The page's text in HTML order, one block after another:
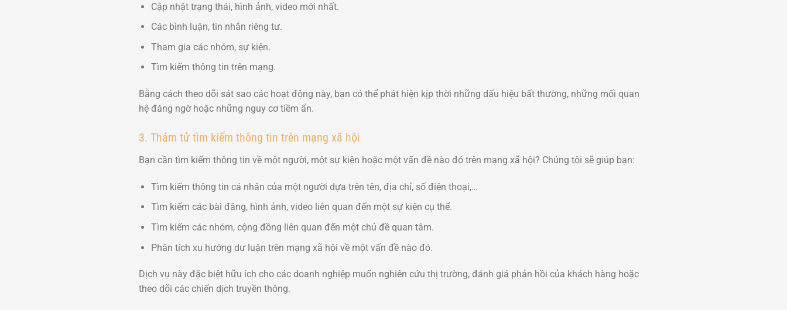
Cập nhật trạng thái, hình ảnh, video mới nhất.
Các bình luận, tin nhắn riêng tư.
Tham gia các nhóm, sự kiện.
Tìm kiếm thông tin trên mạng.
Bằng cách theo dõi sát sao các hoạt động này, bạn có thể phát hiện kịp thời những dấu hiệu bất thường, những mối quan
hệ đáng ngờ hoặc những nguy cơ tiềm ẩn.
3. Thám tử tìm kiếm thông tin trên mạng xã hội
Bạn cần tìm kiếm thông tin về một người, một sự kiện hoặc một vấn đề nào đó trên mạng xã hội? Chúng tôi sẽ giúp bạn:
Tìm kiếm thông tin cá nhân của một người dựa trên tên, địa chỉ, số điện thoại,…
Tìm kiếm các bài đăng, hình ảnh, video liên quan đến một sự kiện cụ thể.
Tìm kiếm các nhóm, cộng đồng liên quan đến một chủ đề quan tâm.
Phân tích xu hướng dư luận trên mạng xã hội về một vấn đề nào đó.
Dịch vụ này đặc biệt hữu ích cho các doanh nghiệp muốn nghiên cứu thị trường, đánh giá phản hồi của khách hàng hoặc
theo dõi các chiến dịch truyền thông.